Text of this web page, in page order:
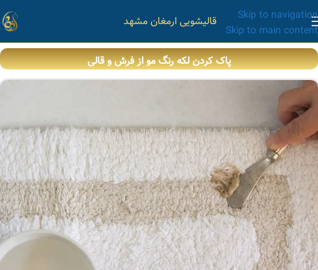
Skip to navigation
Skip to main content
قالیشویی ارمغان مشهد
پاک کردن لکه رنگ مو از فرش و قالی